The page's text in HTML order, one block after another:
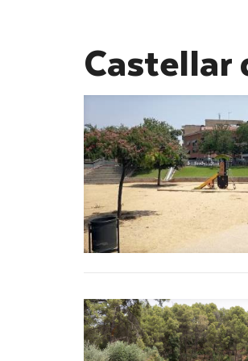
Castellar